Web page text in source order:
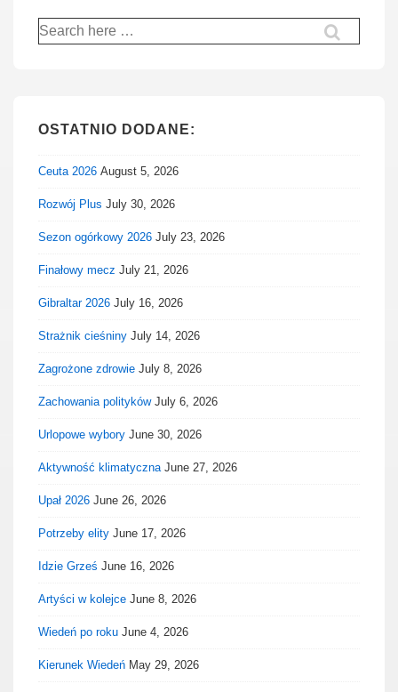
Search
for:
OSTATNIO DODANE:
Ceuta 2026 August 5, 2026
Rozwój Plus July 30, 2026
Sezon ogórkowy 2026 July 23, 2026
Finałowy mecz July 21, 2026
Gibraltar 2026 July 16, 2026
Strażnik cieśniny July 14, 2026
Zagrożone zdrowie July 8, 2026
Zachowania polityków July 6, 2026
Urlopowe wybory June 30, 2026
Aktywność klimatyczna June 27, 2026
Upał 2026 June 26, 2026
Potrzeby elity June 17, 2026
Idzie Grześ June 16, 2026
Artyści w kolejce June 8, 2026
Wiedeń po roku June 4, 2026
Kierunek Wiedeń May 29, 2026